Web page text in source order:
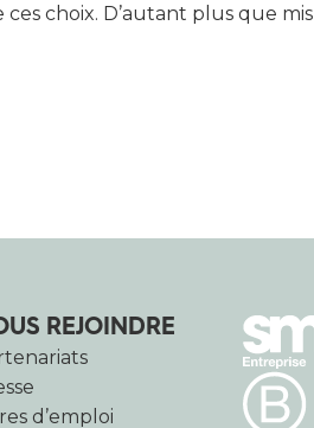
ces choix. D’autant plus que
REJOINDRE
d’emploi